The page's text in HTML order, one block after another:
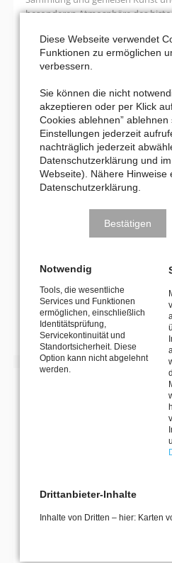
besonderen Atmosphäre des
Weiterlesen …Joseph
Beuys
und
Moyland
Die Hinsbecker
Bei einer abwechslungsreichen
„Hinsbecker Schweiz“ entdecken
Ausblicke, spannende Spuren
reizvolle niederrheinische
Weiterlesen …Die
Hinsbecker
Schweiz
Seite 2
Zurück
MEHR
MIT DEM MKK DEN
Kultur- und
Dessau: Bauhaus,
Luther
Diese Webseite verwendet
Funktionen zu ermöglichen
verbessern.
Sie können die nicht
akzeptieren oder per Klick
Cookies ablehnen” ablehnen
Einstellungen jederzeit
nachträglich jederzeit
Datenschutzerklärung und
Webseite). Nähere Hinweise
Datenschutzerklärung.
Bestätigen
Notwendig
Tools, die wesentliche
Services und Funktionen
ermöglichen, einschließlich
Identitätsprüfung,
Servicekontinuität und
Standortsicherheit. Diese
Option kann nicht abgelehnt
werden.
Drittanbieter-Inhalte
Inhalte von Dritten – hier: Karten